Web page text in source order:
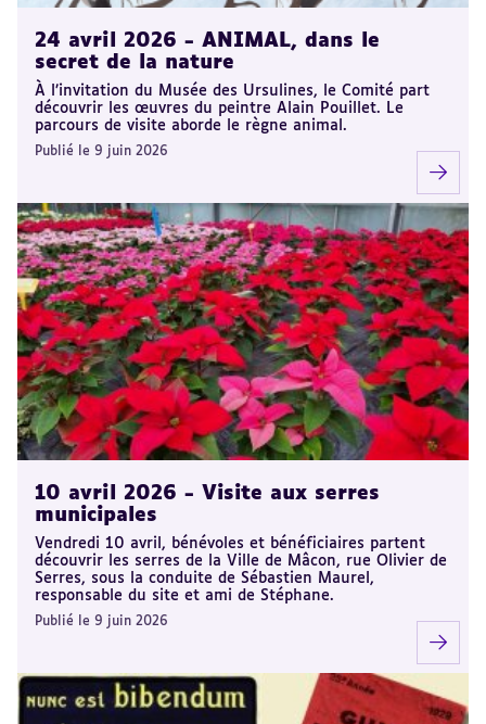
24 avril 2026 - ANIMAL, dans le
secret de la nature
À l’invitation du Musée des Ursulines, le Comité part
découvrir les œuvres du peintre Alain Pouillet. Le
parcours de visite aborde le règne animal.
Publié le 9 juin 2026
10 avril 2026 - Visite aux serres
municipales
Vendredi 10 avril, bénévoles et bénéficiaires partent
découvrir les serres de la Ville de Mâcon, rue Olivier de
Serres, sous la conduite de Sébastien Maurel,
responsable du site et ami de Stéphane.
Publié le 9 juin 2026